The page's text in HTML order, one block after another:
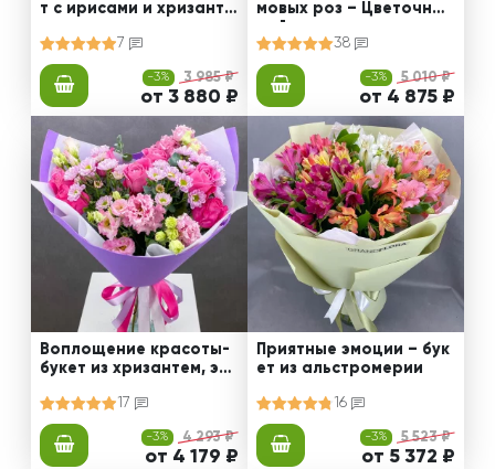
т с ирисами и хризанте
7
-3% 3 985 ₽
от 3 880 ₽
мовых роз – Цветочный
38
-3% 5 010 ₽
от 4 875 ₽
Воплощение красоты-
букет из хризантем, эус
17
-3% 4 293 ₽
от 4 179 ₽
Приятные эмоции – бук
ет из альстромерии
16
-3% 5 523 ₽
от 5 372 ₽